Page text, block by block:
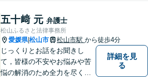
指します【オンライン相談
可】【松山市駅徒歩8分】
五十﨑 元 弁護士
松山ふるさと法律事務所
愛媛県|松山市 松山市駅 から徒歩4分
じっくりとお話をお聞きし
て，皆様の不安やお悩みや苦
悩の解消のため全力を尽くし
詳細を見
る